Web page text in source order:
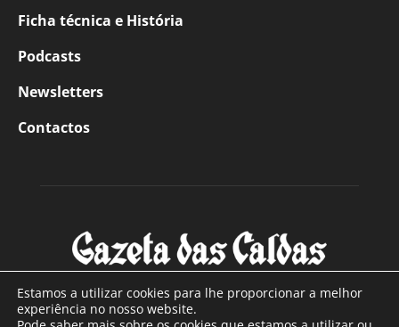
Ficha técnica e História
Podcasts
Newsletters
Contactos
Estamos a utilizar cookies para lhe proporcionar a melhor
experiência no nosso website.